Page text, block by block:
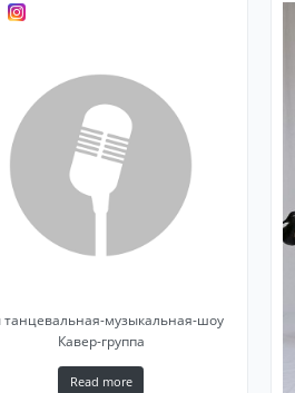
музыкальная-шоу
Кавер-группа
Read more